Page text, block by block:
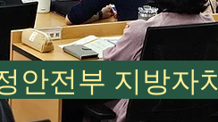
안전부 지방자